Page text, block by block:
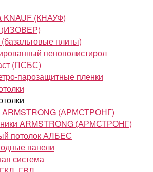
KNAUF (КНАУФ)
(ИЗОВЕР)
плиты)
пенополистирол
(ПСБС)
парозащитные пленки
ARMSTRONG (АРМСТРОНГ)
ARMSTRONG (АРМСТРОНГ)
потолок АЛБЕС
панели
система